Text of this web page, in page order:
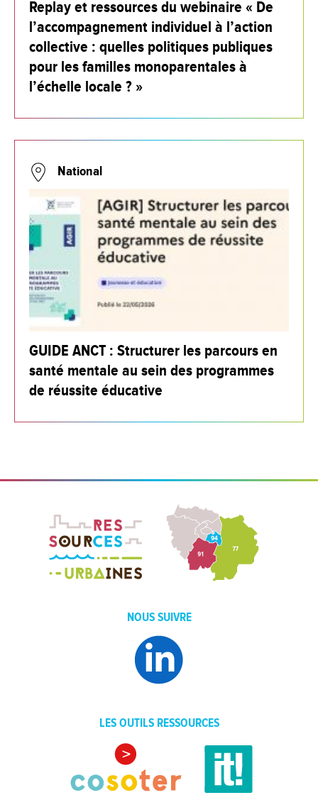
Replay et ressources du webinaire « De
l’accompagnement individuel à l’action
collective : quelles politiques publiques
pour les familles monoparentales à
l’échelle locale ? »
National
GUIDE ANCT : Structurer les parcours en
santé mentale au sein des programmes
de réussite éducative
NOUS SUIVRE
LES OUTILS RESSOURCES